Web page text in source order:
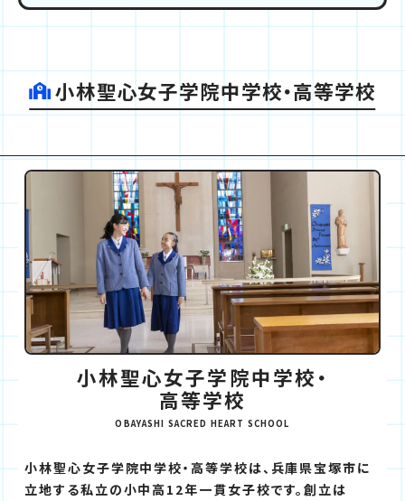
小林聖心女子学院中学校・高等学校
小林聖心女子学院中学校・
高等学校
OBAYASHI SACRED HEART SCHOOL
小林聖心女子学院中学校・高等学校は、兵庫県宝塚市に
立地する私立の小中高12年一貫女子校です。創立は